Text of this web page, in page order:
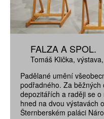
FALZA A SPOL.
Tomáš Klička výstava
Padělané umění
podřadného. Za
depozitářích a raději se
hned na dvou výstavách
Šternberském paláci